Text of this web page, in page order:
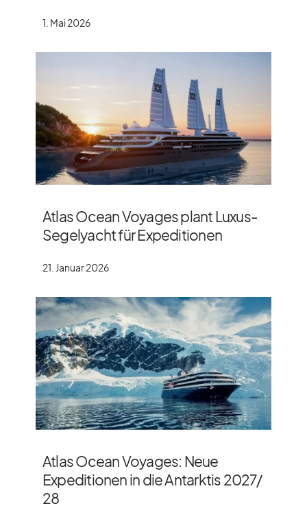
1. Mai 2026
Atlas Ocean Voyages plant Luxus-
Segelyacht für Expeditionen
21. Januar 2026
Atlas Ocean Voyages: Neue
Expeditionen in die Antarktis 2027/​
28